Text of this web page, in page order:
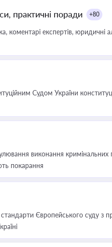
практичні поради +80
коментарі експертів, юридичні
Судом України
виконання кримінальних
покарання
Європейського суду з